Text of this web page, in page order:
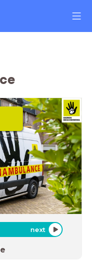
next